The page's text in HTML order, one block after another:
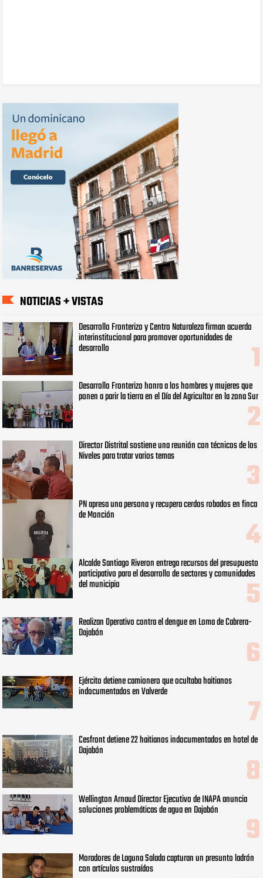
NOTICIAS + VISTAS
Desarrollo Fronterizo y Centro Naturaleza firman acuerdo
interinstitucional para promover oportunidades de
desarrollo
Desarrollo Fronterizo honra a los hombres y mujeres que
ponen a parir la tierra en el Día del Agricultor en la zona Sur
Director Distrital sostiene una reunión con técnicos de los
Niveles para tratar varios temas
PN apresa una persona y recupera cerdos robados en finca
de Monción
Alcalde Santiago Riveron entrega recursos del presupuesto
participativo para el desarrollo de sectores y comunidades
del municipio
Realizan Operativo contra el dengue en Loma de Cabrera-
Dajabón
Ejército detiene camionero que ocultaba haitianos
indocumentados en Valverde
Cesfront detiene 22 haitianos indocumentados en hotel de
Dajabón
Wellington Arnaud Director Ejecutivo de INAPA anuncia
soluciones problemáticas de agua en Dajabón
Moradores de Laguna Salada capturan un presunto ladrón
con artículos sustraídos